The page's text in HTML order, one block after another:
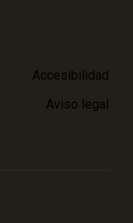
Accesibilidad
Aviso legal